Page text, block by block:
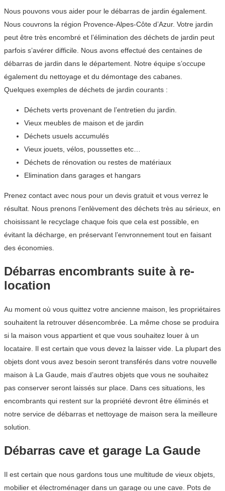
Nous pouvons vous aider pour le débarras de jardin également.
Nous couvrons la région Provence-Alpes-Côte d’Azur. Votre jardin
peut être très encombré et l’élimination des déchets de jardin peut
parfois s’avérer difficile. Nous avons effectué des centaines de
débarras de jardin dans le département. Notre équipe s’occupe
également du nettoyage et du démontage des cabanes.
Quelques exemples de déchets de jardin courants :
Déchets verts provenant de l’entretien du jardin.
Vieux meubles de maison et de jardin
Déchets usuels accumulés
Vieux jouets, vélos, poussettes etc…
Déchets de rénovation ou restes de matériaux
Elimination dans garages et hangars
Prenez contact avec nous pour un devis gratuit et vous verrez le
résultat. Nous prenons l’enlèvement des déchets très au sérieux, en
choisissant le recyclage chaque fois que cela est possible, en
évitant la décharge, en préservant l’envronnement tout en faisant
des économies.
Débarras encombrants suite à re-
location
Au moment où vous quittez votre ancienne maison, les propriétaires
souhaitent la retrouver désencombrée. La même chose se produira
si la maison vous appartient et que vous souhaitez louer à un
locataire. Il est certain que vous devez la laisser vide. La plupart des
objets dont vous avez besoin seront transférés dans votre nouvelle
maison à La Gaude, mais d’autres objets que vous ne souhaitez
pas conserver seront laissés sur place. Dans ces situations, les
encombrants qui restent sur la propriété devront être éliminés et
notre service de débarras et nettoyage de maison sera la meilleure
solution.
Débarras cave et garage La Gaude
Il est certain que nous gardons tous une multitude de vieux objets,
mobilier et électroménager dans un garage ou une cave. Pots de